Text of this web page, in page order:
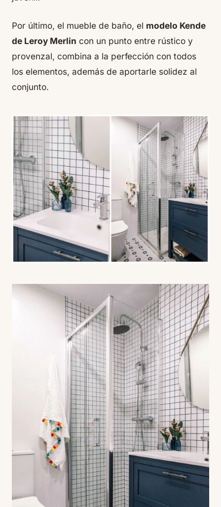
Por último, el mueble de baño, el modelo Kende
de Leroy Merlin con un punto entre rústico y
provenzal, combina a la perfección con todos
los elementos, además de aportarle solidez al
conjunto.